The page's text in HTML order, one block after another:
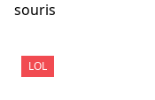
LOL